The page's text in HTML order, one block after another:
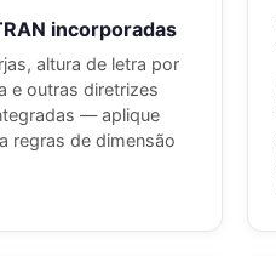
incorporadas
altura de letra por
e outras diretrizes
— aplique
regras de dimensão